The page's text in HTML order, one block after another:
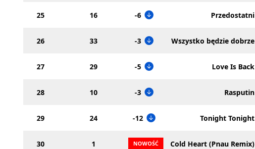
25 16 -6 Przedostatni
26 33 -3 Wszystko będzie dobrze
27 29 -5 Love Is Back
28 10 -3 Rasputin
29 24 -12 Tonight Tonight
30 1 Cold Heart (Pnau Remix)